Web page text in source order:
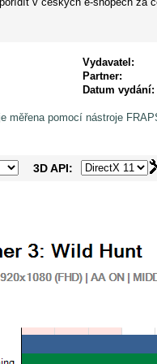
Vydavatel:
Partner:
Datum vydání:
měřena pomocí nástroje
3D API: